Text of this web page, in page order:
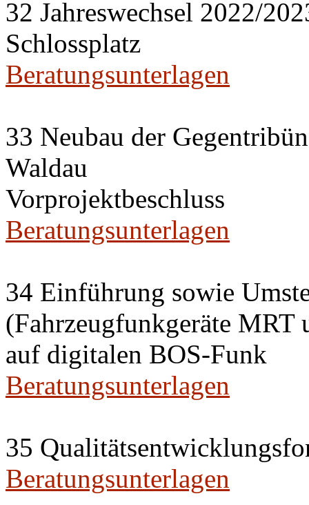
32 Jahreswechsel 2022/
Schlossplatz
Beratungsunterlagen
33 Neubau der
Waldau
Vorprojektbeschluss
Beratungsunterlagen
34 Einführung sowie
(Fahrzeugfunkgeräte MRT
auf digitalen BOS-Funk
Beratungsunterlagen
35
Beratungsunterlagen